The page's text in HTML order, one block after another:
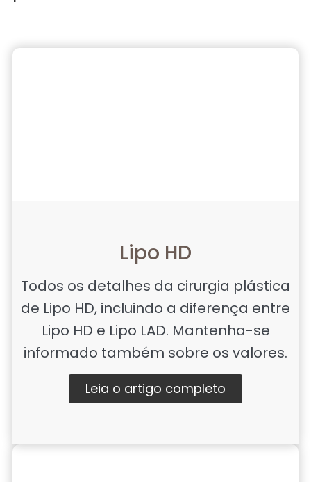
Lipo HD
Todos os detalhes da cirurgia plástica
de Lipo HD, incluindo a diferença entre
Lipo HD e Lipo LAD. Mantenha-se
informado também sobre os valores.
Leia o artigo completo